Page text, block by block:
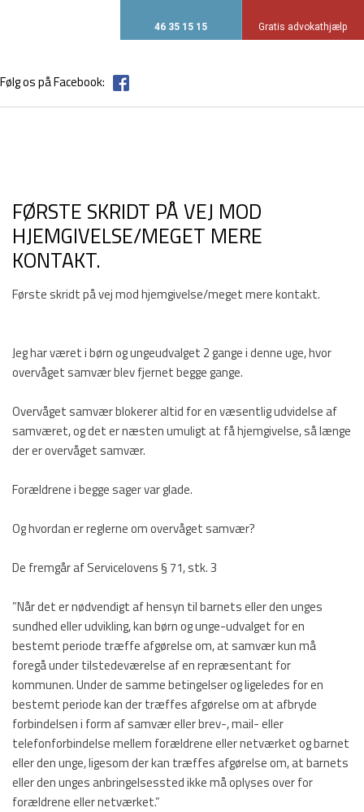
46 35 15 15 Gratis advokathjælp​
Følg os på Facebook:
​FØRSTE SKRIDT PÅ VEJ MOD
HJEMGIVELSE/MEGET MERE
KONTAKT.
​Første skridt på vej mod hjemgivelse/meget mere kontakt.
Jeg har været i børn og ungeudvalget 2 gange i denne uge, hvor
overvåget samvær blev fjernet begge gange.
Overvåget samvær blokerer altid for en væsentlig udvidelse af
samværet, og det er næsten umuligt at få hjemgivelse, så længe
der er overvåget samvær.
Forældrene i begge sager var glade.
Og hvordan er reglerne om overvåget samvær?
De fremgår af Servicelovens § 71, stk. 3
”Når det er nødvendigt af hensyn til barnets eller den unges
sundhed eller udvikling, kan børn og unge-udvalget for en
bestemt periode træffe afgørelse om, at samvær kun må
foregå under tilstedeværelse af en repræsentant for
kommunen. Under de samme betingelser og ligeledes for en
bestemt periode kan der træffes afgørelse om at afbryde
forbindelsen i form af samvær eller brev-, mail- eller
telefonforbindelse mellem forældrene eller netværket og barnet
eller den unge, ligesom der kan træffes afgørelse om, at barnets
eller den unges anbringelsessted ikke må oplyses over for
forældrene eller netværket.”